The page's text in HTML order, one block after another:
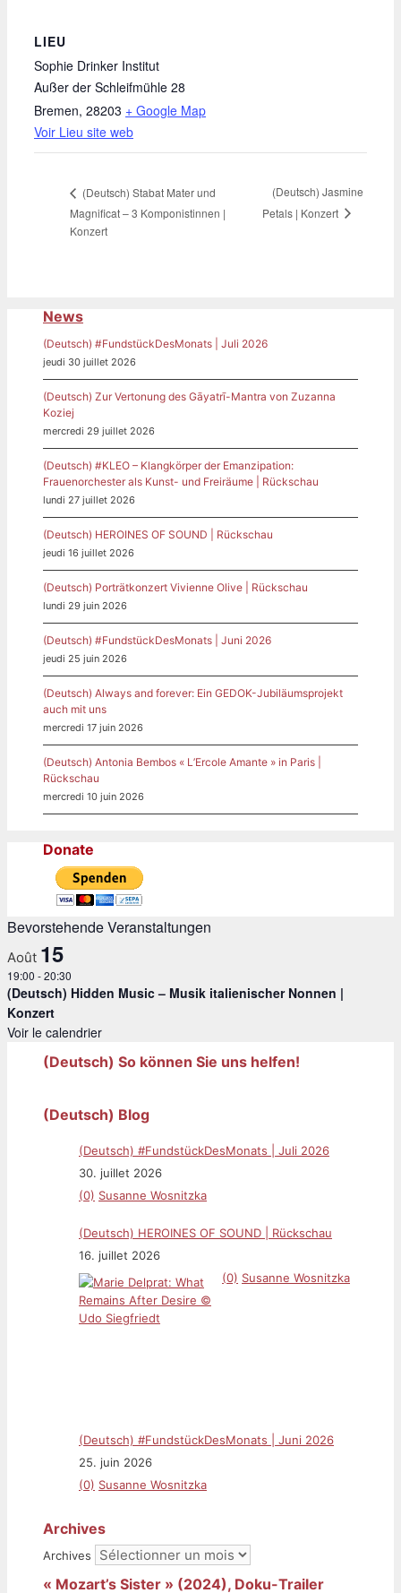
LIEU
Sophie Drinker Institut
Außer der Schleifmühle 28
Bremen, 28203 + Google Map
Voir Lieu site web
(Deutsch) Stabat Mater und
Magnificat – 3 Komponistinnen |
Konzert
(Deutsch) Jasmine
Petals | Konzert
News
(Deutsch) #FundstückDesMonats | Juli 2026
jeudi 30 juillet 2026
(Deutsch) Zur Vertonung des Gāyatrī-Mantra von Zuzanna
Koziej
mercredi 29 juillet 2026
(Deutsch) #KLEO – Klangkörper der Emanzipation:
Frauenorchester als Kunst- und Freiräume | Rückschau
lundi 27 juillet 2026
(Deutsch) HEROINES OF SOUND | Rückschau
jeudi 16 juillet 2026
(Deutsch) Porträtkonzert Vivienne Olive | Rückschau
lundi 29 juin 2026
(Deutsch) #FundstückDesMonats | Juni 2026
jeudi 25 juin 2026
(Deutsch) Always and forever: Ein GEDOK-Jubiläumsprojekt
auch mit uns
mercredi 17 juin 2026
(Deutsch) Antonia Bembos « L’Ercole Amante » in Paris |
Rückschau
mercredi 10 juin 2026
Donate
Bevorstehende Veranstaltungen
Août 15
19:00 -20:30
(Deutsch) Hidden Music – Musik italienischer Nonnen |
Konzert
Voir le calendrier
(Deutsch) So können Sie uns helfen!
(Deutsch) Blog
(Deutsch) #FundstückDesMonats | Juli 2026
30. juillet 2026
(0) Susanne Wosnitzka
(Deutsch) HEROINES OF SOUND | Rückschau
16. juillet 2026
(0) Susanne Wosnitzka
(Deutsch) #FundstückDesMonats | Juni 2026
25. juin 2026
(0) Susanne Wosnitzka
Archives
Archives
« Mozart’s Sister » (2024), Doku-Trailer